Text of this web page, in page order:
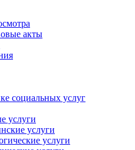
акты
социальных услуг
услуги
услуги
услуги